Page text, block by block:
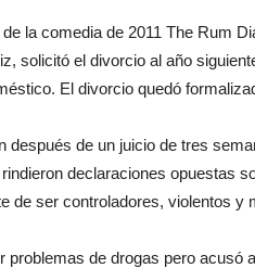
la comedia de 2011 The Rum
solicitó el divorcio al año
El divorcio quedó
después de un juicio de tres
declaraciones opuestas
de ser controladores, violentos y
problemas de drogas pero acusó